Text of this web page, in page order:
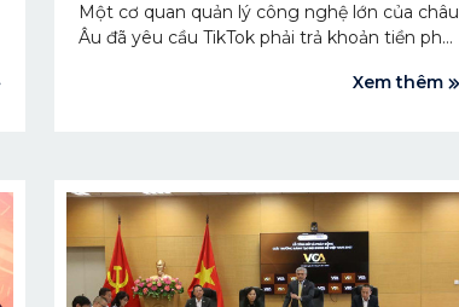
Một cơ quan quản lý công nghệ lớn của châu
Âu đã yêu cầu TikTok phải trả khoản tiền phạt
dụng này không làm đủ trách nhiệm để bảo
Xem thêm